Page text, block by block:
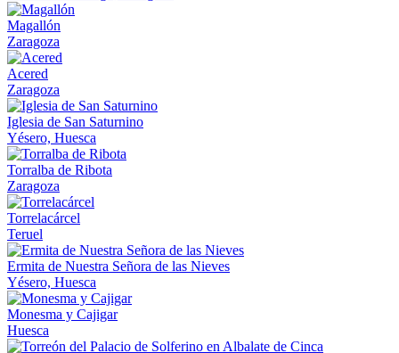
Magallón
Zaragoza
Acered
Zaragoza
Iglesia de San Saturnino
Yésero, Huesca
Torralba de Ribota
Zaragoza
Torrelacárcel
Teruel
Ermita de Nuestra Señora de las Nieves
Yésero, Huesca
Monesma y Cajigar
Huesca